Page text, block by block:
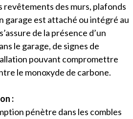
revêtements des murs, plafonds
garage est attaché ou intégré au
de la présence d’un
le garage, de signes de
pouvant compromettre
le monoxyde de carbone.
:
pénètre dans les combles